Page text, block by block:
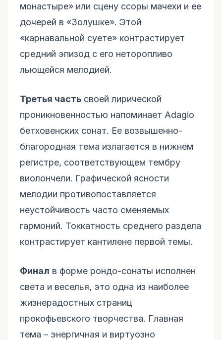
монастыре» или сцену ссоры мачехи и ее
дочерей в «Золушке». Этой
«карнавальной суете» контрастирует
средний эпизод с его неторопливо
льющейся мелодией.
Третья часть своей лирической
проникновенностью напоминает Adagio
бетховенских сонат. Ее возвышенно-
благородная тема излагается в нижнем
регистре, соответствующем тембру
виолончели. Графической ясности
мелодии противопоставляется
неустойчивость часто сменяемых
гармоний. Токкатность среднего раздела
контрастирует кантилене первой темы.
Финал в форме рондо-сонаты исполнен
света и веселья, это одна из наиболее
жизнерадостных страниц
прокофьевского творчества. Главная
тема – энергичная и виртуозно